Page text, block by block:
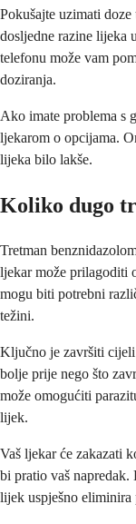
Pokušajte uzimati
dosljedne razine lijeka
telefonu može vam
doziranja.
Ako imate problema s
ljekarom o opcijama.
lijeka bilo lakše.
Koliko dugo
Tretman
ljekar može prilagoditi
mogu biti potrebni
težini.
Ključno je završiti cijeli
bolje prije nego što
može omogućiti
lijek.
Vaš ljekar će zakazati
bi pratio vaš napredak.
lijek uspješno eliminira